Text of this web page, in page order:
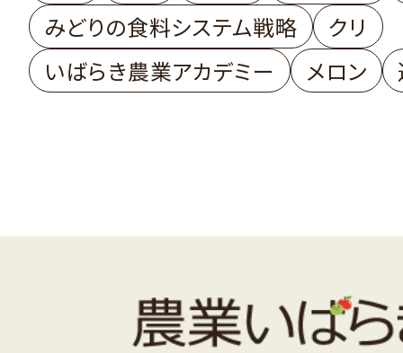
みどりの食料システム戦略
クリ
いばらき農業アカデミー
メロン